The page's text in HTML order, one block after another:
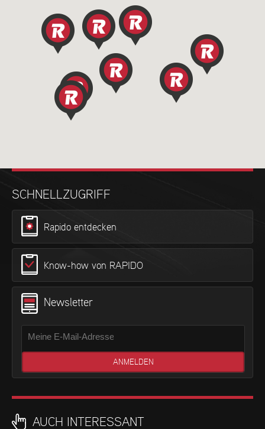
SCHNELLZUGRIFF
Rapido entdecken
Know-how von RAPIDO
Newsletter
AUCH INTERESSANT